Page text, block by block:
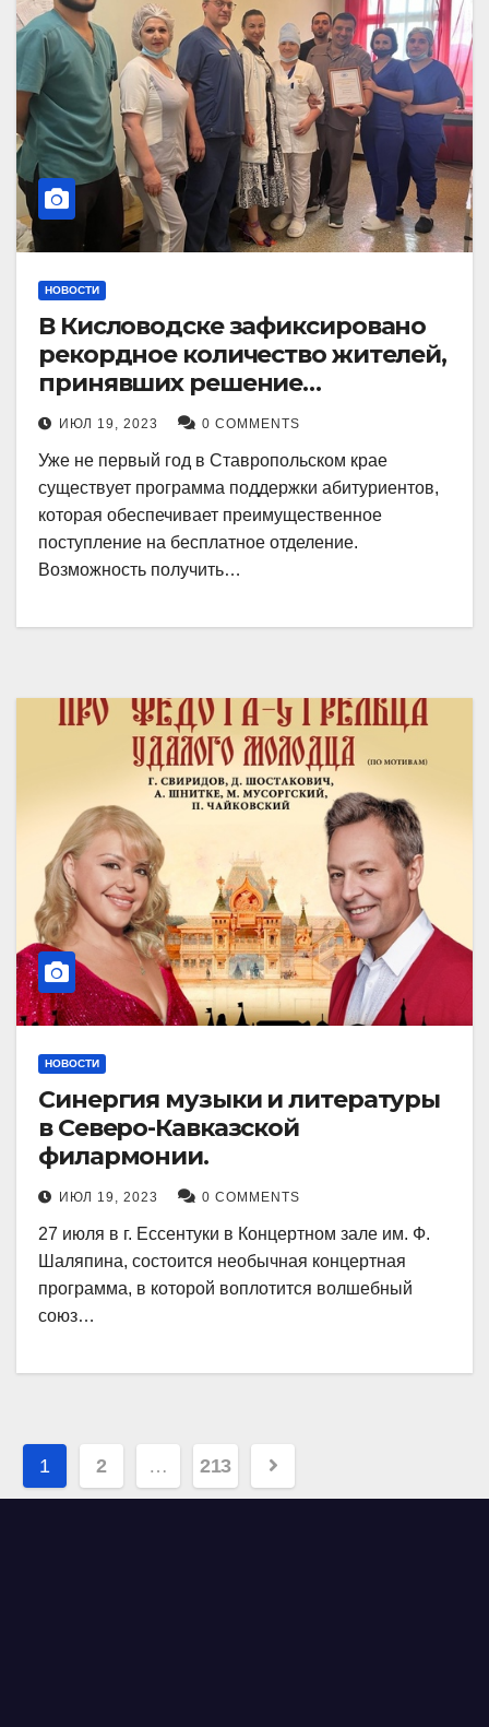
НОВОСТИ
В Кисловодске зафиксировано
рекордное количество жителей,
принявших решение
воспользоваться
установленными мерами, с
целью поступления в
медицинский вуз в районе.
ИЮЛ 19, 2023 0 COMMENTS
Уже не первый год в Ставропольском крае
существует программа поддержки абитуриентов,
которая обеспечивает преимущественное
поступление на бесплатное отделение.
Возможность получить…
НОВОСТИ
Синергия музыки и литературы
в Северо-Кавказской
филармонии.
ИЮЛ 19, 2023 0 COMMENTS
27 июля в г. Ессентуки в Концертном зале им. Ф.
Шаляпина, состоится необычная концертная
программа, в которой воплотится волшебный
союз…
Навигация
по
1 2 … 213